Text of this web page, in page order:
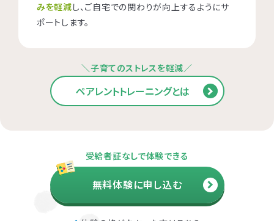
みを軽減し、ご自宅での関わりが向上するようにサ
ポートします。
＼子育てのストレスを軽減／
ペアレントトレーニングとは
受給者証なしで体験できる
無料体験に申し込む